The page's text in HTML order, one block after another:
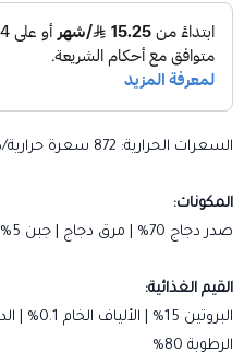
السعرات الحرارية: 872 سعرة حرارية/كجم، 61.0 سعرة حرارية/علبة.
المكونات:
صدر دجاج 70% | مرق دجاج | جبن 5% | أرز.
القيم الغذائية:
الرطوبة 80%